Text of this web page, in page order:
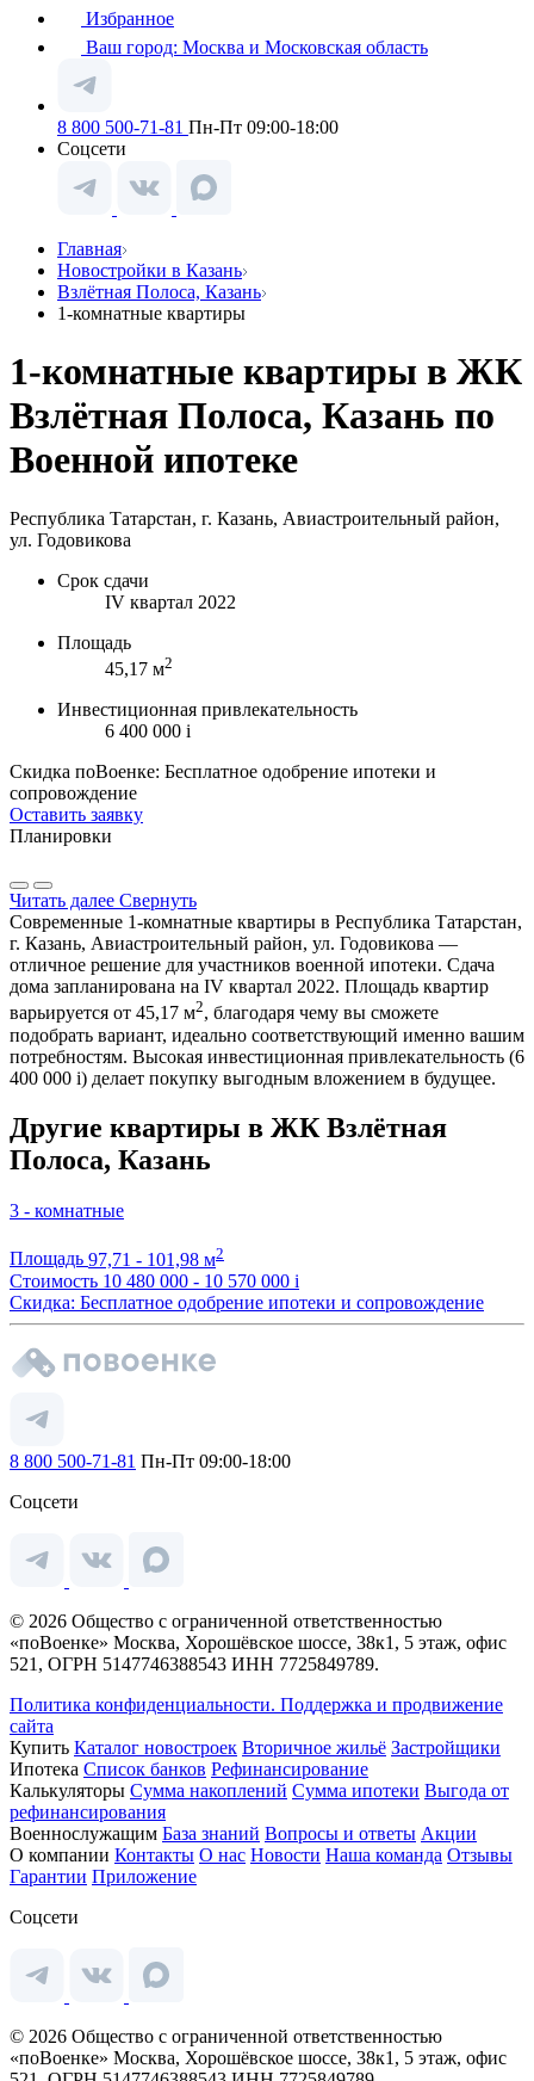
Избранное
Ваш город: Москва и Московская область
8 800 500-71-81 Пн-Пт 09:00-18:00
Соцсети
Главная
Новостройки в Казань
Взлётная Полоса, Казань
1-комнатные квартиры
1-комнатные квартиры в ЖК
Взлётная Полоса, Казань по
Военной ипотеке
Республика Татарстан, г. Казань, Авиастроительный район,
ул. Годовикова
Срок сдачи
IV квартал 2022
Площадь
45,17 м2
Инвестиционная привлекательность
6 400 000 i
Скидка поВоенке: Бесплатное одобрение ипотеки и
сопровождение
Оставить заявку
Планировки
Читать далее Свернуть
Современные 1-комнатные квартиры в Республика Татарстан,
г. Казань, Авиастроительный район, ул. Годовикова —
отличное решение для участников военной ипотеки. Сдача
дома запланирована на IV квартал 2022. Площадь квартир
варьируется от 45,17 м2, благодаря чему вы сможете
подобрать вариант, идеально соответствующий именно вашим
потребностям. Высокая инвестиционная привлекательность (6
400 000 i) делает покупку выгодным вложением в будущее.
Другие квартиры в ЖК Взлётная
Полоса, Казань
3 - комнатные
Площадь 97,71 - 101,98 м2
Стоимость 10 480 000 - 10 570 000 i
Скидка: Бесплатное одобрение ипотеки и сопровождение
8 800 500-71-81 Пн-Пт 09:00-18:00
Соцсети
© 2026 Общество с ограниченной ответственностью
«поВоенке» Москва, Хорошёвское шоссе, 38к1, 5 этаж, офис
521, ОГРН 5147746388543 ИНН 7725849789.
Политика конфиденциальности. Поддержка и продвижение
сайта
Купить Каталог новостроек Вторичное жильё Застройщики
Ипотека Список банков Рефинансирование
Калькуляторы Сумма накоплений Сумма ипотеки Выгода от
рефинансирования
Военнослужащим База знаний Вопросы и ответы Акции
О компании Контакты О нас Новости Наша команда Отзывы
Гарантии Приложение
Соцсети
© 2026 Общество с ограниченной ответственностью
«поВоенке» Москва, Хорошёвское шоссе, 38к1, 5 этаж, офис